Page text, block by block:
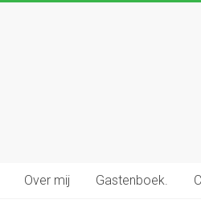
Over mij Gastenboek.